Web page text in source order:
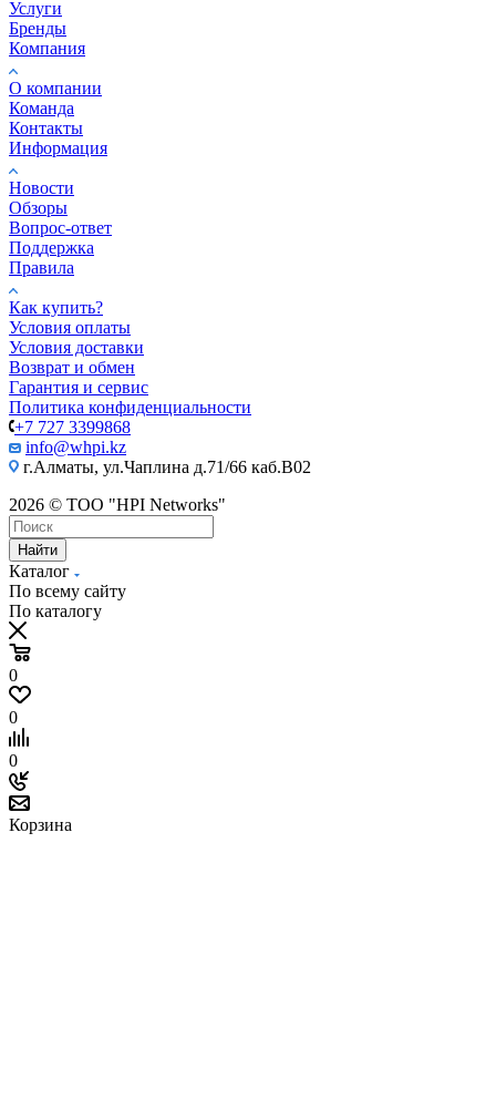
Услуги
Бренды
Компания
О компании
Команда
Контакты
Информация
Новости
Обзоры
Вопрос-ответ
Поддержка
Правила
Как купить?
Условия оплаты
Условия доставки
Возврат и обмен
Гарантия и сервис
Политика конфиденциальности
+7 727 3399868
info@whpi.kz
г.Алматы, ул.Чаплина д.71/66 каб.B02
2026 © ТОО "HPI Networks"
Найти
Каталог
По всему сайту
По каталогу
0
0
0
Корзина